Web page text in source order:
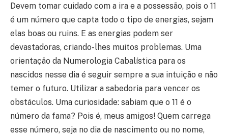
Devem tomar cuidado com a ira e a possessão, pois o 11
é um número que capta todo o tipo de energias, sejam
elas boas ou ruins. E as energias podem ser
devastadoras, criando-lhes muitos problemas. Uma
orientação da Numerologia Cabalística para os
nascidos nesse dia é seguir sempre a sua intuição e não
temer o futuro. Utilizar a sabedoria para vencer os
obstáculos. Uma curiosidade: sabiam que o 11 é o
número da fama? Pois é, meus amigos! Quem carrega
esse número, seja no dia de nascimento ou no nome,